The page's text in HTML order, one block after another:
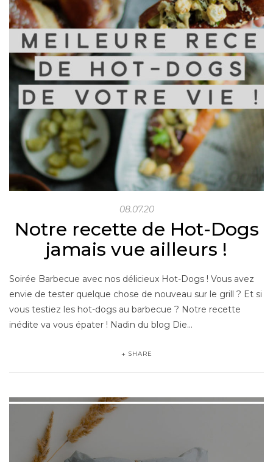
08.07.20
Notre recette de Hot-Dogs
jamais vue ailleurs !
Soirée Barbecue avec nos délicieux Hot-Dogs ! Vous avez
envie de tester quelque chose de nouveau sur le grill ? Et si
vous testiez les hot-dogs au barbecue ? Notre recette
inédite va vous épater ! Nadin du blog Die…
SHARE